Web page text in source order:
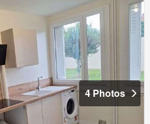
4 Photos